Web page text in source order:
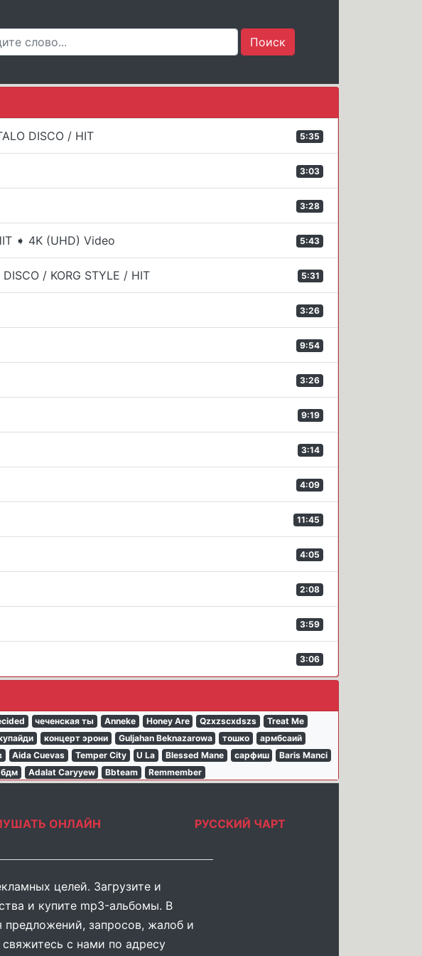
5:35
DISCO / HIT
3:03
3:28
5:43
➧ 4K (UHD) Video
5:31
/ KORG STYLE / HIT
3:26
9:54
3:26
9:19
3:14
4:09
11:45
4:05
2:08
3:59
3:06
чеченская ты Anneke Honey Are Qzxzscxdszs
Treat Me
концерт эрони Guljahan Beknazarowa тошко
армбсаий
Aida Cuevas Temper City U La Blessed Mane сарфиш
Baris Manci
Adalat Caryyew Bbteam Remmember
ОНЛАЙН РУССКИЙ ЧАРТ
целей. Загрузите и
и купите mp3-альбомы. В
предложений, запросов, жалоб и
с нами по адресу